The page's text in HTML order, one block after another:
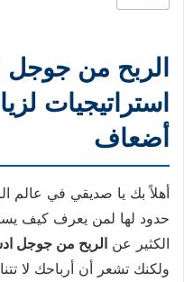
أضعاف
أهلاً بك يا صديقي في عالم
حدود لها لمن يعرف كيف
الكثير عن الربح من جوجل
ولكنك تشعر أن أرباحك لا